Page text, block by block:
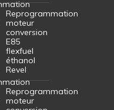
Reprogrammation
moteur
conversion
E85
flexfuel
éthanol
Revel
Reprogrammation
moteur